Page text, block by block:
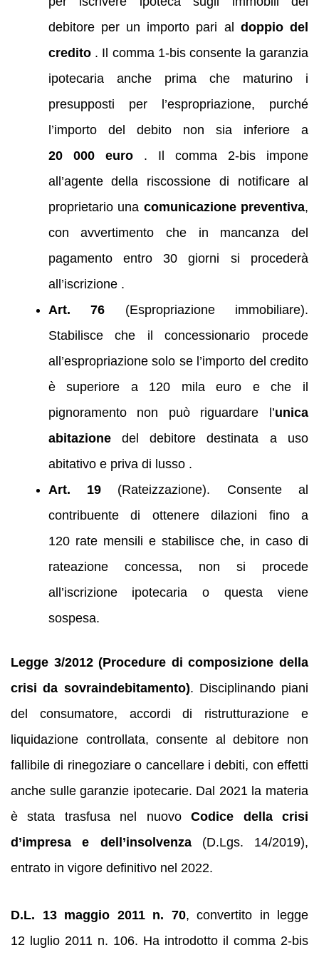
debitore per un importo pari al doppio del
credito. Il comma 1‑bis consente la garanzia
ipotecaria anche prima che maturino i
presupposti per l’espropriazione, purché
l’importo del debito non sia inferiore a
20 000 euro. Il comma 2‑bis impone
all’agente della riscossione di notificare al
proprietario una comunicazione preventiva,
con avvertimento che in mancanza del
pagamento entro 30 giorni si procederà
all’iscrizione .
Art. 76 (Espropriazione immobiliare).
Stabilisce che il concessionario procede
all’espropriazione solo se l’importo del credito
è superiore a 120 mila euro e che il
pignoramento non può riguardare l’unica
abitazionedel debitore destinata a uso
abitativo e priva di lusso .
Art. 19(Rateizzazione). Consente al
contribuente di ottenere dilazioni fino a
120 rate mensili e stabilisce che, in caso di
rateazione concessa, non si procede
all’iscrizione ipotecaria o questa viene
sospesa.
Legge 3/2012 (Procedure di composizione della
crisi da sovraindebitamento). Disciplinando piani
del consumatore, accordi di ristrutturazione e
liquidazione controllata, consente al debitore non
fallibile di rinegoziare o cancellare i debiti, con effetti
anche sulle garanzie ipotecarie. Dal 2021 la materia
è stata trasfusa nel nuovoCodice della crisi
d’impresa e dell’insolvenza(D.Lgs. 14/2019),
entrato in vigore definitivo nel 2022.
D.L. 13 maggio 2011 n. 70, convertito in legge
12 luglio 2011 n. 106. Ha introdotto il comma 2‑bis